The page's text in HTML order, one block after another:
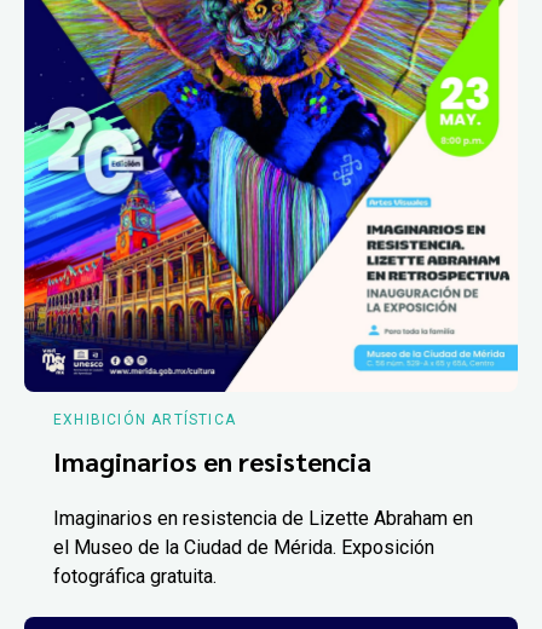
EXHIBICIÓN ARTÍSTICA
Imaginarios en resistencia
Imaginarios en resistencia de Lizette Abraham en
el Museo de la Ciudad de Mérida. Exposición
fotográfica gratuita.